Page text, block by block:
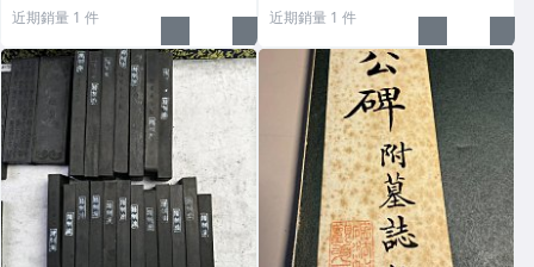
近期銷量 1 件 近期銷量 1 件